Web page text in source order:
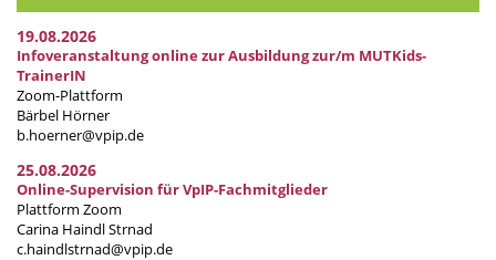
19.08.2026
Infoveranstaltung online zur Ausbildung zur/m MUTKids-
TrainerIN
Zoom-Plattform
Bärbel Hörner
b.hoerner@vpip.de
25.08.2026
Online-Supervision für VpIP-Fachmitglieder
Plattform Zoom
Carina Haindl Strnad
c.haindlstrnad@vpip.de